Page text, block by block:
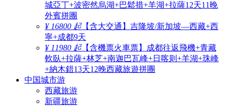
城亞丁+波密然烏湖+巴鬆措+羊湖+拉薩12天11晚
外賓拼團
¥ 16800 起【含大交通】吉隆坡/新加坡—西藏+西
寧+成都9天
¥ 11980 起【含機票火車票】成都往返飛機+青藏
軟臥+拉薩+林芝+南迦巴瓦峰+日喀则+羊湖+珠峰
+納木錯13天12晚西藏旅遊拼團
中国城市游
西藏旅游
新疆旅游